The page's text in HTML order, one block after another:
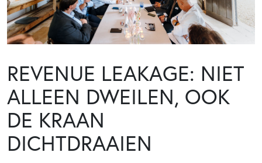
REVENUE LEAKAGE: NIET
ALLEEN DWEILEN, OOK
DE KRAAN
DICHTDRAAIEN